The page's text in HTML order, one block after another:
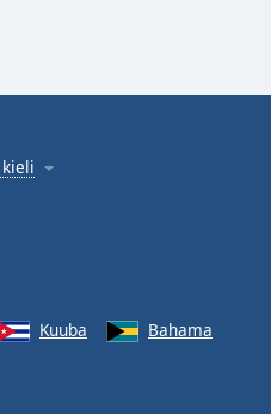
Kuuba
Bahama